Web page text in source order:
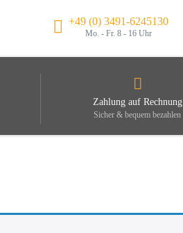
+49 (0) 3491-6245130
Mo. - Fr. 8 - 16 Uhr
Zahlung auf Rechnung
Sicher & bequem bezahlen